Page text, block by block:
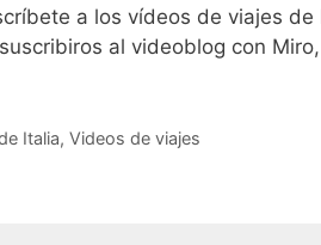
a los vídeos de viajes
al videoblog con
Italia, Videos de viajes